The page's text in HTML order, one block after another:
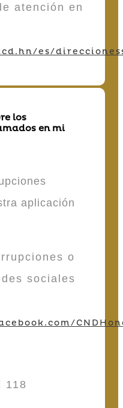
atención en
es/
los
en mi
aplicación
o
sociales